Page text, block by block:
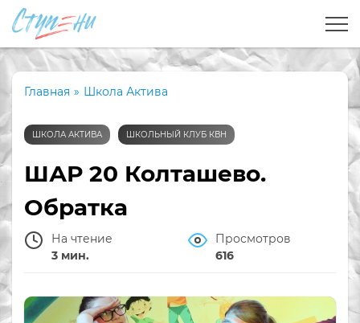
Главная » Школа Актива
ШКОЛА АКТИВА ШКОЛЬНЫЙ КЛУБ КВН
ШАР 20 Колташево.
Обратка
На чтение
3 мин.
Просмотров
616